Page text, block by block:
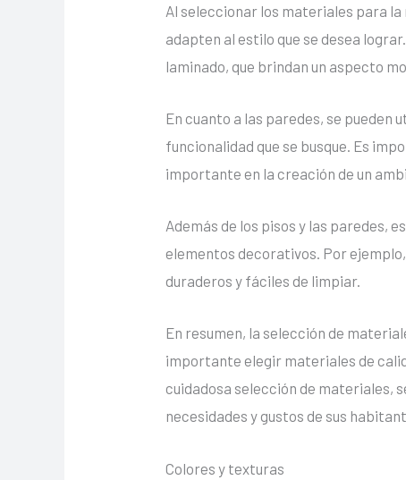
Al seleccionar los materiales para
adapten al estilo que se desea
laminado, que brindan un aspecto
En cuanto a las paredes, se pueden
funcionalidad que se busque. Es
importante en la creación de un
Además de los pisos y las paredes,
elementos decorativos. Por
duraderos y fáciles de limpiar.
En resumen, la selección de
importante elegir materiales de
cuidadosa selección de materiales,
necesidades y gustos de sus
Colores y texturas